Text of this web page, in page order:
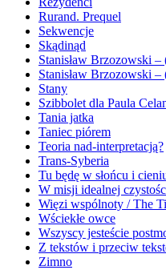
Rurand. Prequel
Sekwencje
Skądinąd
Stanisław Brzozowski
Stanisław Brzozowski
Stany
Szibbolet dla Paula
Tania jatka
Taniec piórem
Teoria nad-interpretacją?
Trans-Syberia
Tu będę w słońcu i
W misji idealnej
Więzi wspólnoty / The
Wściekłe owce
Wszyscy jesteście
Z tekstów i przeciw
Zimno